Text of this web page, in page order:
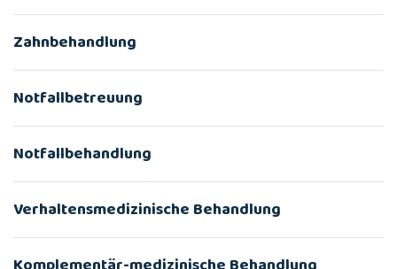
Zahnbehandlung
Notfallbetreuung
Notfallbehandlung
Verhaltensmedizinische Behandlung